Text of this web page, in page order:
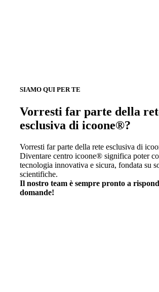
SIAMO QUI PER TE
Vorresti far parte della
esclusiva di icoone®?
Vorresti far parte della rete esclusiva di
Diventare centro icoone® significa poter
tecnologia innovativa e sicura, fondata su
scientifiche.
Il nostro team è sempre pronto a
domande!